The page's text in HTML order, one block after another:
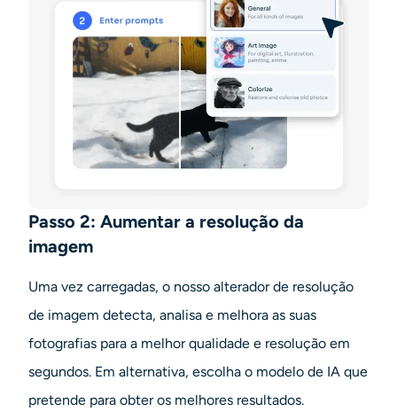
Passo 2: Aumentar a resolução da
imagem
Uma vez carregadas, o nosso alterador de resolução
de imagem detecta, analisa e melhora as suas
fotografias para a melhor qualidade e resolução em
segundos. Em alternativa, escolha o modelo de IA que
pretende para obter os melhores resultados.